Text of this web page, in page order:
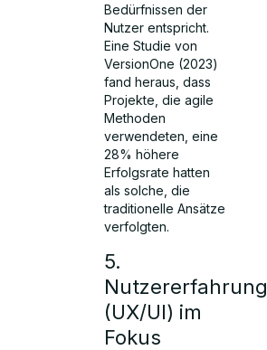
Bedürfnissen der
Nutzer entspricht.
Eine Studie von
VersionOne (2023)
fand heraus, dass
Projekte, die agile
Methoden
verwendeten, eine
28% höhere
Erfolgsrate hatten
als solche, die
traditionelle Ansätze
verfolgten.
5.
Nutzererfahrung
(UX/UI) im
Fokus